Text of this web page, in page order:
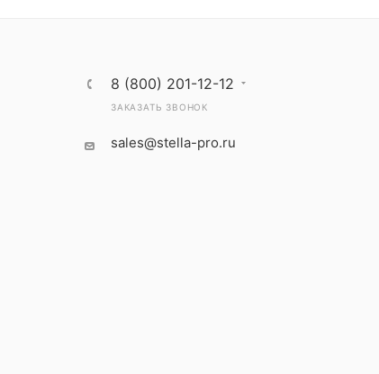
8 (800) 201-12-12
ЗАКАЗАТЬ ЗВОНОК
sales@stella-pro.ru